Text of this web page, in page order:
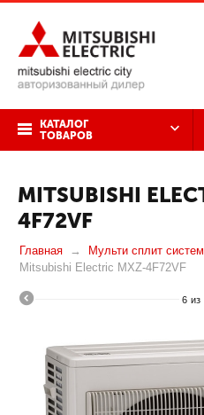
КАТАЛОГ
ТОВАРОВ
MITSUBISHI
4F72VF
Главная
Мульти сплит
Mitsubishi Electric MXZ-4F72VF
6 из